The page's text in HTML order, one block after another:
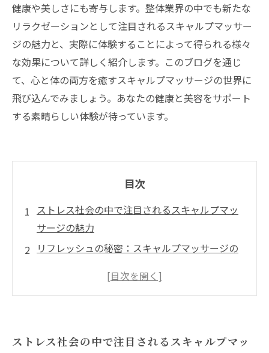
健康や美しさにも寄与します。整体業界の中でも新たな
リラクゼーションとして注目されるスキャルプマッサー
ジの魅力と、実際に体験することによって得られる様々
な効果について詳しく紹介します。このブログを通じ
て、心と体の両方を癒すスキャルプマッサージの世界に
飛び込んでみましょう。あなたの健康と美容をサポート
する素晴らしい体験が待っています。
目次
ストレス社会の中で注目されるスキャルプマッ
サージの魅力
リフレッシュの秘密：スキャルプマッサージの
スキャルプケアで髪の健康を手に入れよう
実際の体験者が語る、スキャルプマッサージの
ストレス社会の中で注目されるスキャルプマッ